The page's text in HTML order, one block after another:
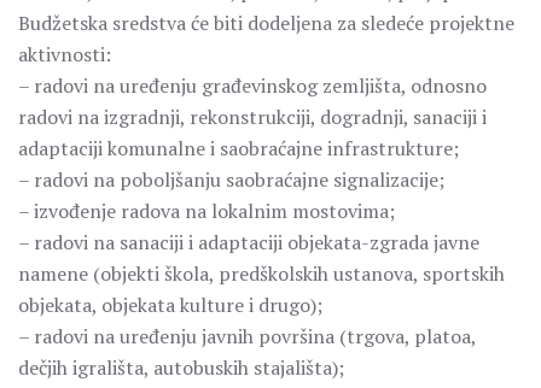
Budžetska sredstva će biti dodeljena za sledeće projektne
aktivnosti:
– radovi na uređenju građevinskog zemljišta, odnosno
radovi na izgradnji, rekonstrukciji, dogradnji, sanaciji i
adaptaciji komunalne i saobraćajne infrastrukture;
– radovi na poboljšanju saobraćajne signalizacije;
– izvođenje radova na lokalnim mostovima;
– radovi na sanaciji i adaptaciji objekata-zgrada javne
namene (objekti škola, predškolskih ustanova, sportskih
objekata, objekata kulture i drugo);
– radovi na uređenju javnih površina (trgova, platoa,
dečjih igrališta, autobuskih stajališta);